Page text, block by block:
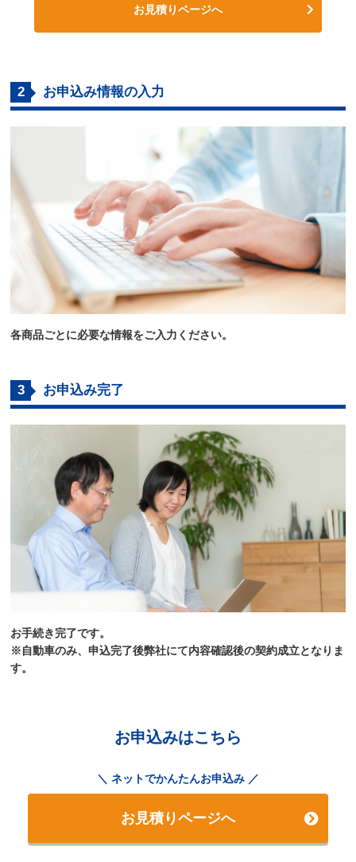
お見積りページへ
2 お申込み情報の入力
各商品ごとに必要な情報をご入力ください。
3 お申込み完了
お手続き完了です。
※自動車のみ、申込完了後弊社にて内容確認後の契約成立となりま
す。
お申込みはこちら
ネットでかんたんお申込み
お見積りページへ